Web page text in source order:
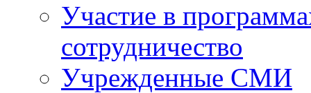
Участие в
сотрудничество
Учрежденные СМИ